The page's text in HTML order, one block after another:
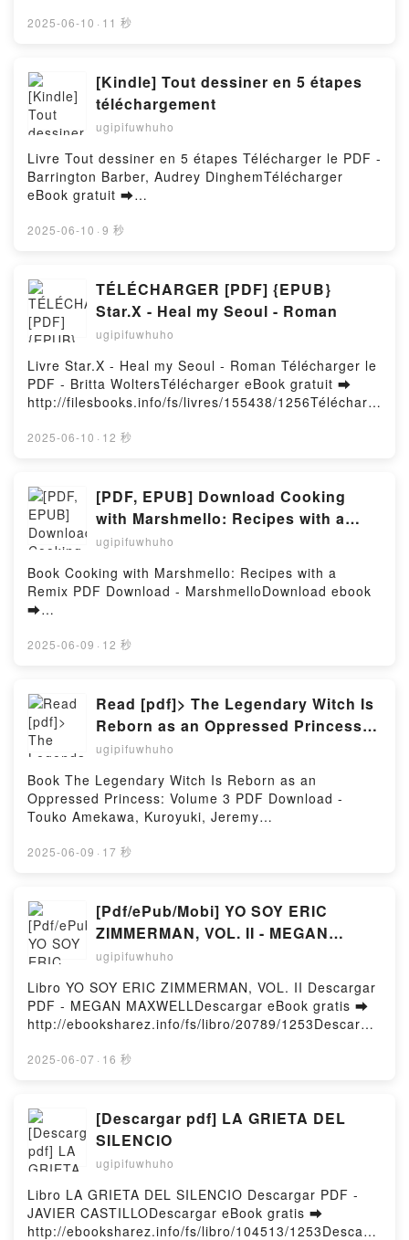
o leer en línea LAS VIDAS QUE CONSTRUIMOS
COCA.LAS VIDAS QUE CONSTRUIMOS CUANDO
TODO SE DERRUMBA PABLO (@OCCIMORONS) R.
COCA PDF, LAS VIDAS QUE CONSTRUIMOS
CUANDO TODO SE DERRUMBA PABLO
(@OCCIMORONS) R. COCA Epub, LAS VIDAS QUE
CONSTRUIMOS CUANDO TODO SE DERRUMBA
PABLO (@OCCIMORONS) R. COCA Leer en línea ,
LAS VIDAS QUE CONSTRUIMOS CUANDO TODO SE
DERRUMBA PABLO (@OCCIMORONS) R. COCA
(@OCCIMORONS) R. COCA VK, LAS VIDAS QUE
CONSTRUIMOS CUANDO TODO SE DERRUMBA
PABLO (@OCCIMORONS) R. COCA Kindle, LAS
VIDAS QUE CONSTRUIMOS CUANDO TODO SE
Epub VK, LAS VIDAS QUE CONSTRUIMOS CUANDO
TODO SE DERRUMBA PABLO (@OCCIMORONS) R.
COCA Descargar gratisPowered by Firstory Hosting
2025-06-10 · 11 秒
[Kindle] Tout dessiner en 5 étapes
téléchargement
ugipifuwhuho
Livre Tout dessiner en 5 étapes Télécharger le PDF -
Barrington Barber, Audrey DinghemTélécharger
eBook gratuit ➡
er ou lire en ligne Tout dessiner en 5 étapes Livre
Barrington Barber, Audrey Dinghem PDF, Tout
dessiner en 5 étapes Barrington Barber, Audrey
Dinghem Epub, Tout dessiner en 5 étapes Barrington
Barber, Audrey Dinghem Lire en ligne , Tout dessiner
en 5 étapes Barrington Barber, Audrey Dinghem
Audiobook, Tout dessiner en 5 étapes Barrington
Barber, Audrey Dinghem VK, Tout dessiner en 5
étapes Barrington Barber, Audrey Dinghem Kindle,
Tout dessiner en 5 étapes Barrington Barber, Audrey
gratuitPowered by Firstory Hosting
2025-06-10 · 9 秒
TÉLÉCHARGER [PDF] {EPUB}
Star.X - Heal my Seoul - Roman
ugipifuwhuho
Livre Star.X - Heal my Seoul - Roman Télécharger le
PDF - Britta WoltersTélécharger eBook gratuit ➡
http://filesbooks.info/fs/livres/155438/1256Télécharg
Livre gratuit (PDF ePub Mobi) pan Britta
Wolters Epub, Star.X - Heal my Seoul - Roman Britta
Wolters Lire en ligne , Star.X - Heal my Seoul -
Roman Britta Wolters Audiobook, Star.X - Heal my
Seoul - Roman Britta Wolters VK, Star.X - Heal my
Seoul - Roman Britta Wolters Kindle, Star.X - Heal
my Seoul - Roman Britta Wolters Epub VK, Star.X -
Heal my Seoul - Roman Britta Wolters
2025-06-10 · 12 秒
[PDF, EPUB] Download Cooking
with Marshmello: Recipes with a
Remix by Marshmello Full Book
ugipifuwhuho
Book Cooking with Marshmello: Recipes with a
Remix PDF Download - MarshmelloDownload ebook
➡
d or Read Online Cooking with Marshmello: Recipes
Remix Marshmello PDF, Cooking with Marshmello:
Recipes with a Remix Marshmello Epub, Cooking
with Marshmello: Recipes with a Remix Marshmello
Read Online, Cooking with Marshmello: Recipes with
a Remix Marshmello Audiobook, Cooking with
Marshmello: Recipes with a Remix Marshmello VK,
Cooking with Marshmello: Recipes with a Remix
Marshmello Kindle, Cooking with Marshmello:
Recipes with a Remix Marshmello Epub VK, Cooking
2025-06-09 · 12 秒
Read [pdf]> The Legendary Witch Is
Reborn as an Oppressed Princess:
Volume 3 by Touko Amekawa,
ugipifuwhuho
Book The Legendary Witch Is Reborn as an
Oppressed Princess: Volume 3 PDF Download -
Touko Amekawa, Kuroyuki, Jeremy
pdfs.com/fs/book/731012/1255Download or Read
Mobi) by Touko Amekawa, Kuroyuki, Jeremy
BrowningThe Legendary Witch Is Reborn as an
Oppressed Princess: Volume 3 Touko Amekawa,
Kuroyuki, Jeremy Browning PDF, The Legendary
Witch Is Reborn as an Oppressed Princess: Volume
3 Touko Amekawa, Kuroyuki, Jeremy Browning Epub,
The Legendary Witch Is Reborn as an Oppressed
Princess: Volume 3 Touko Amekawa, Kuroyuki,
Jeremy Browning Read Online, The Legendary Witch
Audiobook, The Legendary Witch Is Reborn as an
Oppressed Princess: Volume 3 Touko Amekawa,
Kuroyuki, Jeremy Browning VK, The Legendary Witch
Is Reborn as an Oppressed Princess: Volume 3
The Legendary Witch Is Reborn as an Oppressed
Princess: Volume 3 Touko Amekawa, Kuroyuki,
Jeremy Browning Epub VK, The Legendary Witch Is
2025-06-09 · 17 秒
[Pdf/ePub/Mobi] YO SOY ERIC
ZIMMERMAN, VOL. II - MEGAN
MAXWELL descargar ebook gratis
ugipifuwhuho
Libro YO SOY ERIC ZIMMERMAN, VOL. II Descargar
PDF - MEGAN MAXWELLDescargar eBook gratis ➡
http://ebooksharez.info/fs/libro/20789/1253Descarga
Libro gratuito (PDF ePub Mobi) de MEGAN
VOL. II MEGAN MAXWELL Epub, YO SOY ERIC
ZIMMERMAN, VOL. II MEGAN MAXWELL Leer en
línea , YO SOY ERIC ZIMMERMAN, VOL. II MEGAN
MAXWELL Audiolibro, YO SOY ERIC ZIMMERMAN,
VOL. II MEGAN MAXWELL VK, YO SOY ERIC
ZIMMERMAN, VOL. II MEGAN MAXWELL Kindle, YO
SOY ERIC ZIMMERMAN, VOL. II MEGAN MAXWELL
2025-06-07 · 16 秒
[Descargar pdf] LA GRIETA DEL
SILENCIO
ugipifuwhuho
Libro LA GRIETA DEL SILENCIO Descargar PDF -
JAVIER CASTILLODescargar eBook gratis ➡
http://ebooksharez.info/fs/libro/104513/1253Descarg